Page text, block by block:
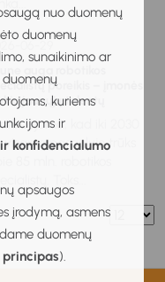
nuo duomenų
duomenų
sunaikinimo ar
kuriems
ir
konfidencialumo
apsaugos
įrodymą, asmens
duomenų
).
auga robotikos
poreikis – įmonės
jaunųjų talentų
kad iki 2030
visame pasaulyje trūks